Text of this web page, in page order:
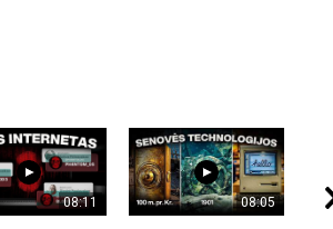
08:11 08:05